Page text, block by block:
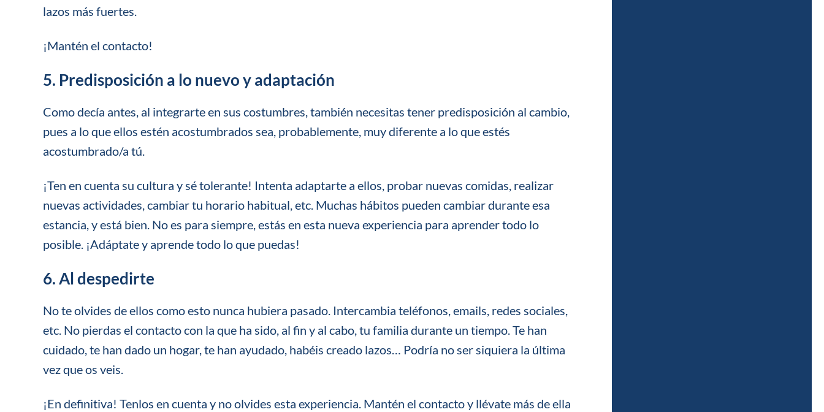
lazos más fuertes.
¡Mantén el contacto!
5. Predisposición a lo nuevo y adaptación
Como decía antes, al integrarte en sus costumbres, también necesitas tener predisposición al cambio,
pues a lo que ellos estén acostumbrados sea, probablemente, muy diferente a lo que estés
acostumbrado/a tú.
¡Ten en cuenta su cultura y sé tolerante! Intenta adaptarte a ellos, probar nuevas comidas, realizar
nuevas actividades, cambiar tu horario habitual, etc. Muchas hábitos pueden cambiar durante esa
estancia, y está bien. No es para siempre, estás en esta nueva experiencia para aprender todo lo
posible. ¡Adáptate y aprende todo lo que puedas!
6. Al despedirte
No te olvides de ellos como esto nunca hubiera pasado. Intercambia teléfonos, emails, redes sociales,
etc. No pierdas el contacto con la que ha sido, al fin y al cabo, tu familia durante un tiempo. Te han
cuidado, te han dado un hogar, te han ayudado, habéis creado lazos… Podría no ser siquiera la última
vez que os veis.
¡En definitiva! Tenlos en cuenta y no olvides esta experiencia. Mantén el contacto y llévate más de ella